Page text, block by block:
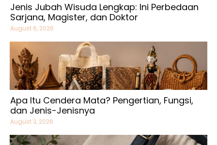
Jenis Jubah Wisuda Lengkap: Ini Perbedaan
Sarjana, Magister, dan Doktor
August 6, 2026
Apa Itu Cendera Mata? Pengertian, Fungsi,
dan Jenis-Jenisnya
August 3, 2026